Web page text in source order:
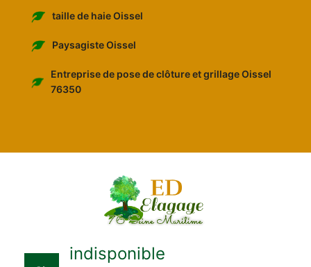
taille de haie Oissel
Paysagiste Oissel
Entreprise de pose de clôture et grillage Oissel
76350
indisponible